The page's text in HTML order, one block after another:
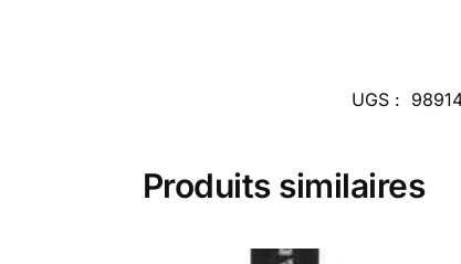
UGS :
Produits similaires